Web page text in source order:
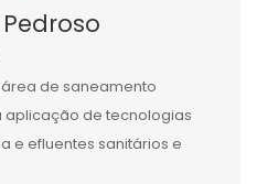
de saneamento
aplicação de tecnologias
e efluentes sanitários e